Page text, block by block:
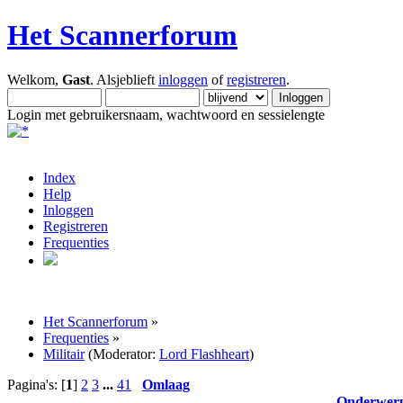
Het Scannerforum
Welkom, Gast. Alsjeblieft inloggen ofregistreren.
Login met gebruikersnaam, wachtwoord en sessielengte
Index
Help
Inloggen
Registreren
Frequenties
Het Scannerforum »
Frequenties »
Militair(Moderator: Lord Flashheart)
Pagina's: [1] 2 3 ... 41
Omlaag